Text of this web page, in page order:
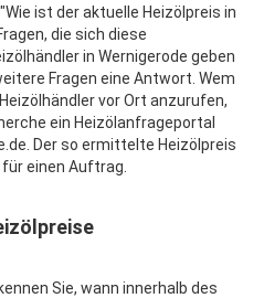
ist der aktuelle Heizölpreis in
die sich diese
in Wernigerode geben
Fragen eine Antwort. Wem
vor Ort anzurufen,
ein Heizölanfrageportal
Der so ermittelte Heizölpreis
einen Auftrag.
Sie, wann innerhalb des